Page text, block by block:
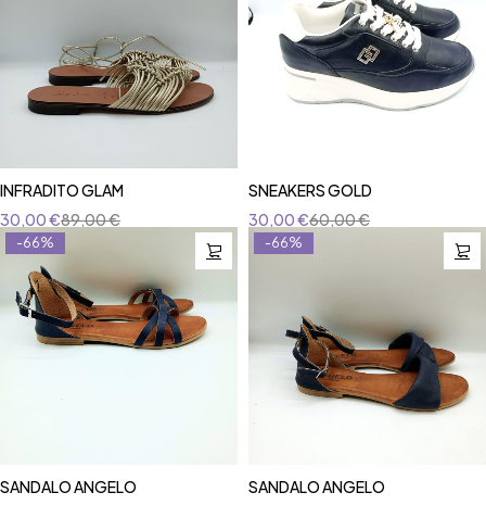
INFRADITO GLAM
89,00€
30,00€
SNEAKERS GOLD
60,00€
30,00€
-66%
SANDALO ANGELO
-66%
SANDALO ANGELO